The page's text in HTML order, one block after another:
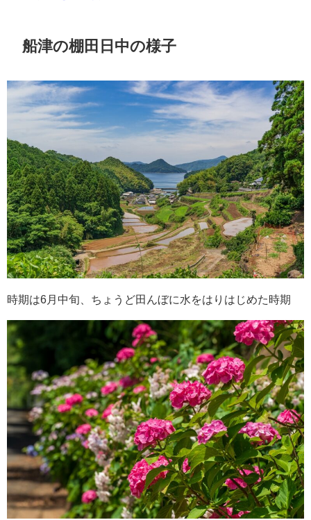
船津の棚田日中の様子
時期は6月中旬、ちょうど田んぼに水をはりはじめた時期